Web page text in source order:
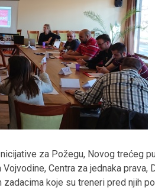
za Požegu, Novog trećeg
Centra za jednaka
koje su treneri pred njih